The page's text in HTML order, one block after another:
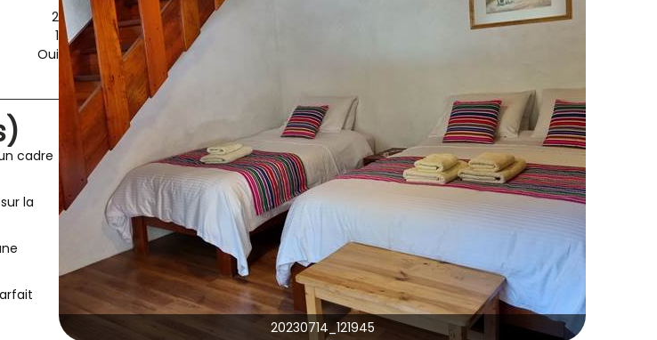
2
1
Oui
cadre
la
20230714_121945